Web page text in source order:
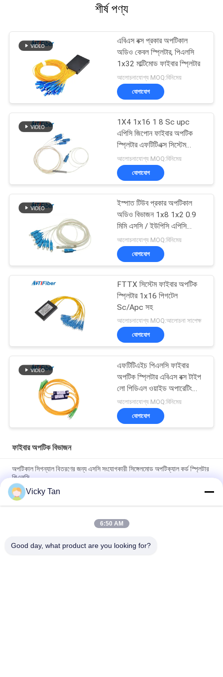
শীর্ষ পণ্য
এবিএস বক্স প্রকার অপটিকাল
অডিও কেবল স্প্লিটার, পিএলসি
1x32 মাল্টিমোড ফাইবার স্প্লিটার
আলোচনাযোগ্য MOQ:বিনিমেয়
যোগাযোগ
1X4 1x16 1 8 Sc upc
এপিসি জিপোন ফাইবার অপটিক
স্প্লিটার এফটিটিএক্স সিস্টেম
অ্যাপ্লিকেশন
আলোচনাযোগ্য MOQ:বিনিমেয়
যোগাযোগ
ইস্পাত টিউব প্রকার অপটিকাল
অডিও বিভাজন 1x8 1x2 0.9
মিমি এসসি / ইউপিসি এপিসি
সংযোগকারী সহ
আলোচনাযোগ্য MOQ:বিনিমেয়
যোগাযোগ
FTTX সিস্টেম ফাইবার অপটিক
স্প্লিটার 1x16 পিগটেল
Sc/Apc সহ
আলোচনাযোগ্য MOQ:আলোচনা সাপেক্ষ
যোগাযোগ
এফটিটিএইচ পিএলসি ফাইবার
অপটিক স্প্লিটার এবিএস বক্স টাইপ
লো পিডিএল ওয়াইড অপারেটিং
ওয়েভলেন্থ
আলোচনাযোগ্য MOQ:বিনিমেয়
যোগাযোগ
ফাইবার অপটিক বিভাজন
অপটিকাল সিগন্যাল বিতরণের জন্য এসসি সংযোগকারী সিঙ্গেলমোড অপটিক্যাল কর্ড স্প্লিটার
পিএলসি
এবিএস পিএলসি অপটিক্যাল স্প্লিটার এসসি এপিসি এসসি ইউপিসি ফাইবার অপটিক পিএলসি
স্প্লিটটার 1x8 1x32 1x16 1x64
এফটিটিএইচ প্যাসিভ ফাইবার অপটিকাল কেবল স্প্লিটার 1x2 স্প্লিটার পিএলসি 1x4 1x8
Vicky Tan
6:50 AM
Good day, what product are you looking for?